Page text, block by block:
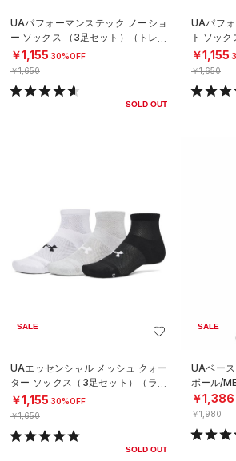
UAパフォーマンステック ノーショ
ー ソックス （3足セット）（トレー
ニング/UNISEX）
￥1,155 30%OFF
￥1,650
SOLD OUT
UAパフ
ト ソッ
ニング/
￥1,155
￥1,650
SALE
UAエッセンシャル メッシュ クォー
ター ソックス（3足セット）（ライ
フスタイル/UNISEX）
￥1,155 30%OFF
￥1,650
SOLD OUT
SALE
UAベー
ボール/
￥1,386
￥1,980